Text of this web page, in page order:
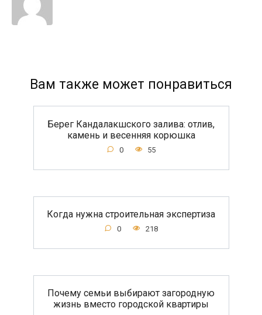
Вам также может понравиться
Берег Кандалакшского залива: отлив,
камень и весенняя корюшка
0 55
Когда нужна строительная экспертиза
0 218
Почему семьи выбирают загородную
жизнь вместо городской квартиры